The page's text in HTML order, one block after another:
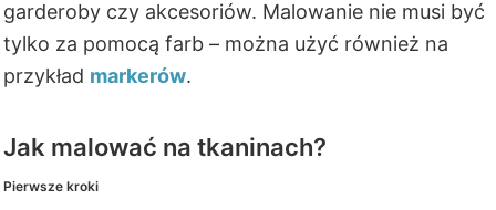
garderoby czy akcesoriów. Malowanie nie musi być
tylko za pomocą farb – można użyć również na
przykład markerów.
Jak malować na tkaninach?
Pierwsze kroki